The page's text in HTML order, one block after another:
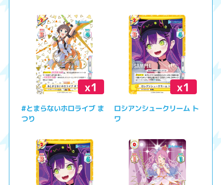
x1
#とまらないホロライブ ま
つり
x1
ロシアンシュークリーム ト
ワ